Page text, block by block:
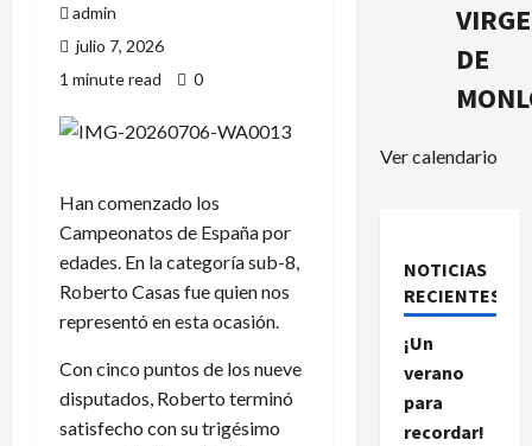
admin
julio 7, 2026
1 minute read
0
Han comenzado los
Campeonatos de España por
edades. En la categoría sub-8,
Roberto Casas fue quien nos
representó en esta ocasión.
Con cinco puntos de los nueve
disputados, Roberto terminó
satisfecho con su trigésimo
DE
Ver calendario
NOTICIAS
RECIENTES.
¡Un
verano
para
recordar!